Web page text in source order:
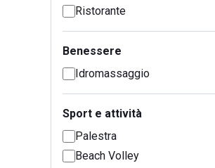
Ristorante
Benessere
Idromassaggio
Sport e attività
Palestra
Beach Volley